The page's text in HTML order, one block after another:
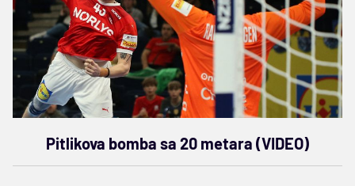
Pitlikova bomba sa 20 metara (VIDEO)